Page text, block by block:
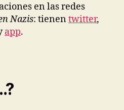
en las redes
Nazis: tienentwitter,
app.